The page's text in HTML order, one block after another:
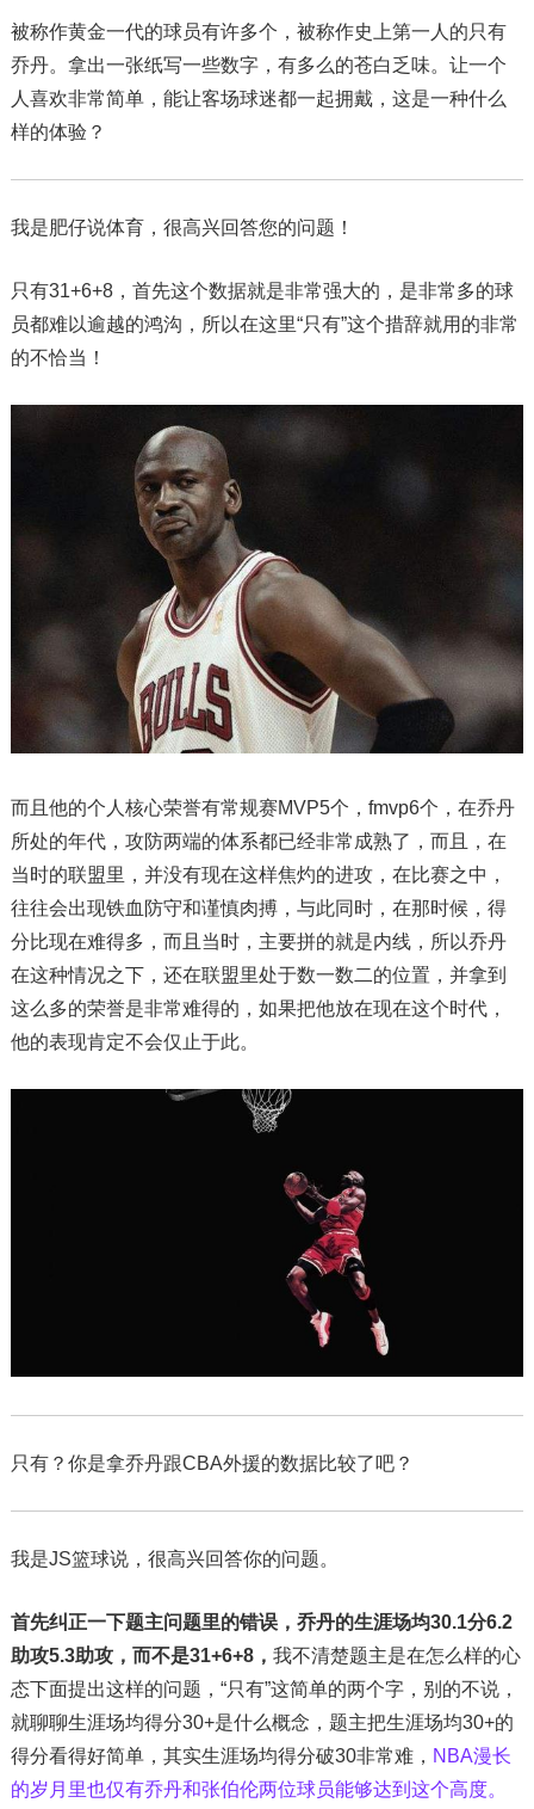
被称作黄金一代的球员有许多个，被称作史上第一人的只有
乔丹。拿出一张纸写一些数字，有多么的苍白乏味。让一个
人喜欢非常简单，能让客场球迷都一起拥戴，这是一种什么
样的体验？
我是肥仔说体育，很高兴回答您的问题！
只有31+6+8，首先这个数据就是非常强大的，是非常多的球
员都难以逾越的鸿沟，所以在这里“只有”这个措辞就用的非常
的不恰当！
而且他的个人核心荣誉有常规赛MVP5个，fmvp6个，在乔丹
所处的年代，攻防两端的体系都已经非常成熟了，而且，在
当时的联盟里，并没有现在这样焦灼的进攻，在比赛之中，
往往会出现铁血防守和谨慎肉搏，与此同时，在那时候，得
分比现在难得多，而且当时，主要拼的就是内线，所以乔丹
在这种情况之下，还在联盟里处于数一数二的位置，并拿到
这么多的荣誉是非常难得的，如果把他放在现在这个时代，
他的表现肯定不会仅止于此。
只有？你是拿乔丹跟CBA外援的数据比较了吧？
我是JS篮球说，很高兴回答你的问题。
首先纠正一下题主问题里的错误，乔丹的生涯场均30.1分6.2
助攻5.3助攻，而不是31+6+8， 我不清楚题主是在怎么样的心
态下面提出这样的问题，“只有”这简单的两个字，别的不说，
就聊聊生涯场均得分30+是什么概念，题主把生涯场均30+的
得分看得好简单，其实生涯场均得分破30非常难， NBA漫长
的岁月里也仅有乔丹和张伯伦两位球员能够达到这个高度。